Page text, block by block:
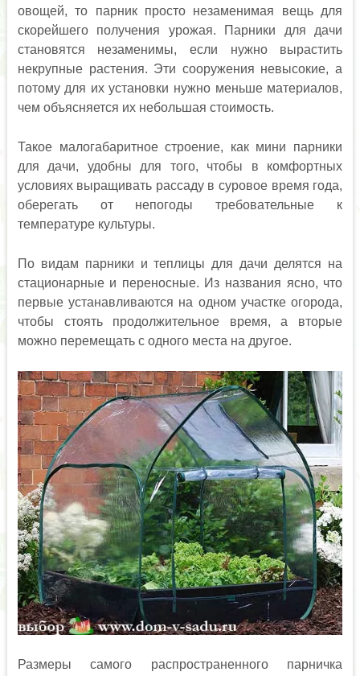
овощей, то парник просто незаменимая вещь для
скорейшего получения урожая. Парники для дачи
становятся незаменимы, если нужно вырастить
некрупные растения. Эти сооружения невысокие, а
потому для их установки нужно меньше материалов,
чем объясняется их небольшая стоимость.
Такое малогабаритное строение, как мини парники
для дачи, удобны для того, чтобы в комфортных
условиях выращивать рассаду в суровое время года,
оберегать от непогоды требовательные к
температуре культуры.
По видам парники и теплицы для дачи делятся на
стационарные и переносные. Из названия ясно, что
первые устанавливаются на одном участке огорода,
чтобы стоять продолжительное время, а вторые
можно перемещать с одного места на другое.
Размеры самого распространенного парничка